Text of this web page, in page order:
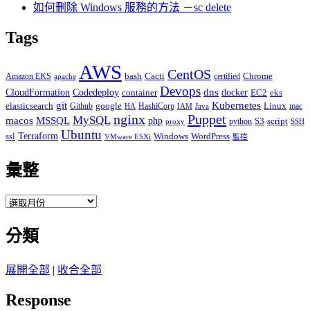
如何刪除 Windows 服務的方法 －sc delete
Tags
Amazon EKS apache AWS bash Cacti CentOS certified Chrome
CloudFormation Codedeploy container Devops dns docker EC2 eks
elasticsearch git Github google HA HashiCorp IAM Java Kubernetes Linux mac
macos MSSQL MySQL nginx php proxy Puppet python S3 script SSH
ssl Terraform Ubuntu VMware ESXi Windows WordPress 監控
彙整
彙
分類
展開全部 | 收合全部
Response